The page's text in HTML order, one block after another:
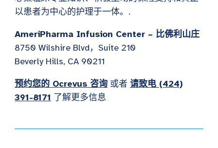
以患者为中心的护理于一体。.
AmeriPharma Infusion Center – 比佛利山庄
8750 Wilshire Blvd，Suite 210
Beverly Hills, CA 90211
预约您的 Ocrevus 咨询 或者 请致电 (424)
391-8171 了解更多信息